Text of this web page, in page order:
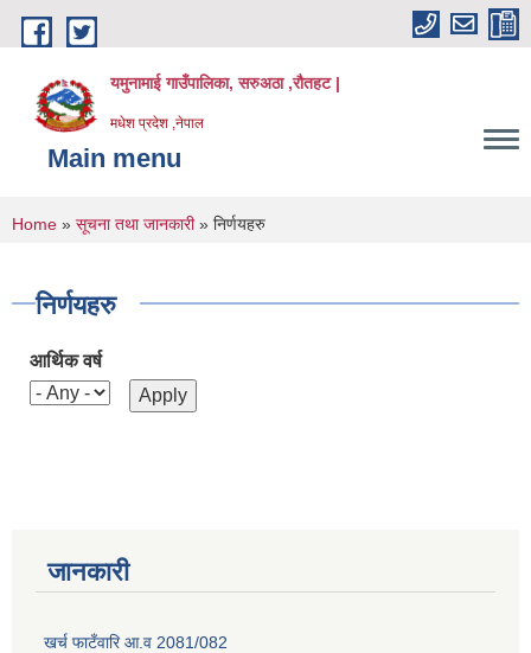
Skip to main content
यमुनामाई गाउँपालिका, सरुअठा ,रौतहट |
मधेश प्रदेश ,नेपाल
Main menu
You are here
Home » सूचना तथा जानकारी» निर्णयहरु
निर्णयहरु
आर्थिक वर्ष
जानकारी
खर्च फाटँवारि आ.व 2081/082